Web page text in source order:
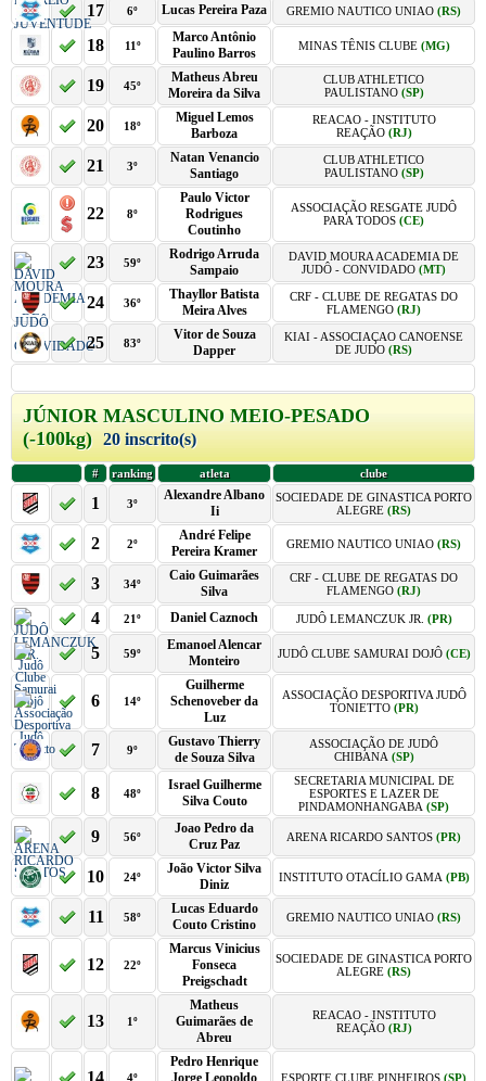
17 6º Lucas Pereira Paza GREMIO NAUTICO UNIAO(RS)
18 11º
Marco Antônio
Paulino Barros
MINAS TÊNIS CLUBE (MG)
19 45º
Matheus Abreu
Moreira da Silva
CLUB ATHLETICO
PAULISTANO (SP)
20 18º
Miguel Lemos
Barboza
REACAO - INSTITUTO
REAÇÃO (RJ)
21 3º
Natan Venancio
Santiago
CLUB ATHLETICO
PAULISTANO (SP)
22 8º
Paulo Victor
Rodrigues
Coutinho
ASSOCIAÇÃO RESGATE JUDÔ
PARA TODOS(CE)
23 59º
Rodrigo Arruda
Sampaio
DAVID MOURA ACADEMIA DE
JUDÔ - CONVIDADO(MT)
24 36º
Thayllor Batista
Meira Alves
CRF - CLUBE DE REGATAS DO
FLAMENGO(RJ)
25 83º
Vitor de Souza
Dapper
KIAI - ASSOCIAÇAO CANOENSE
DE JUDO(RS)
JÚNIOR MASCULINO MEIO-PESADO
(-100kg)20 inscrito(s)
# ranking atleta clube
1 3º
Alexandre Albano
Ii
SOCIEDADE DE GINASTICA PORTO
ALEGRE(RS)
2 2º
André Felipe
Pereira Kramer
GREMIO NAUTICO UNIAO(RS)
3 34º
Caio Guimarães
Silva
CRF - CLUBE DE REGATAS DO
FLAMENGO(RJ)
4 21º Daniel Caznoch JUDÔ LEMANCZUK JR. (PR)
5 59º
Emanoel Alencar
Monteiro
JUDÔ CLUBE SAMURAI DOJÔ (CE)
6 14º
Guilherme
Schenoveber da
Luz
ASSOCIAÇÃO DESPORTIVA JUDÔ
TONIETTO (PR)
7 9º
Gustavo Thierry
de Souza Silva
ASSOCIAÇÃO DE JUDÔ
CHIBANA (SP)
8 48º
Israel Guilherme
Silva Couto
SECRETARIA MUNICIPAL DE
ESPORTES E LAZER DE
PINDAMONHANGABA(SP)
9 56º
Joao Pedro da
Cruz Paz
ARENA RICARDO SANTOS(PR)
10 24º
João Victor Silva
Diniz
INSTITUTO OTACÍLIO GAMA (PB)
11 58º
Lucas Eduardo
Couto Cristino
GREMIO NAUTICO UNIAO(RS)
12 22º
Marcus Vinicius
Fonseca
Preigschadt
SOCIEDADE DE GINASTICA PORTO
ALEGRE(RS)
13 1º
Matheus
Guimarães de
Abreu
REACAO - INSTITUTO
REAÇÃO (RJ)
4º
Pedro Henrique
ESPORTE CLUBE PINHEIROS(SP)